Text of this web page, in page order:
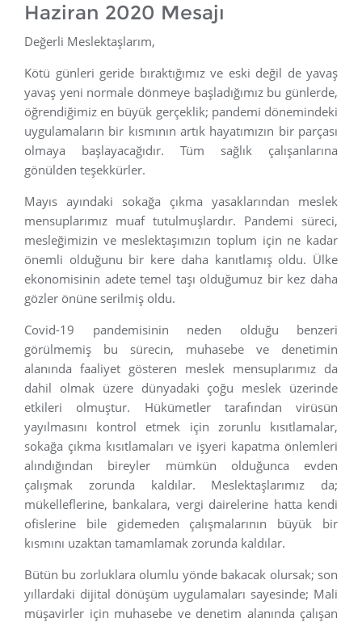
Haziran 2020 Mesajı
Değerli Meslektaşlarım,
Kötü günleri geride bıraktığımız ve eski değil de yavaş
yavaş yeni normale dönmeye başladığımız bu günlerde,
öğrendiğimiz en büyük gerçeklik; pandemi dönemindeki
uygulamaların bir kısmının artık hayatımızın bir parçası
olmaya başlayacağıdır. Tüm sağlık çalışanlarına
gönülden teşekkürler.
Mayıs ayındaki sokağa çıkma yasaklarından meslek
mensuplarımız muaf tutulmuşlardır. Pandemi süreci,
mesleğimizin ve meslektaşımızın toplum için ne kadar
önemli olduğunu bir kere daha kanıtlamış oldu. Ülke
ekonomisinin adete temel taşı olduğumuz bir kez daha
gözler önüne serilmiş oldu.
Covid-19 pandemisinin neden olduğu benzeri
görülmemiş bu sürecin, muhasebe ve denetimin
alanında faaliyet gösteren meslek mensuplarımız da
dahil olmak üzere dünyadaki çoğu meslek üzerinde
etkileri olmuştur. Hükümetler tarafından virüsün
yayılmasını kontrol etmek için zorunlu kısıtlamalar,
sokağa çıkma kısıtlamaları ve işyeri kapatma önlemleri
alındığından bireyler mümkün olduğunca evden
çalışmak zorunda kaldılar. Meslektaşlarımız da;
mükelleflerine, bankalara, vergi dairelerine hatta kendi
ofislerine bile gidemeden çalışmalarının büyük bir
kısmını uzaktan tamamlamak zorunda kaldılar.
Bütün bu zorluklara olumlu yönde bakacak olursak; son
yıllardaki dijital dönüşüm uygulamaları sayesinde; Mali
müşavirler için muhasebe ve denetim alanında çalışan